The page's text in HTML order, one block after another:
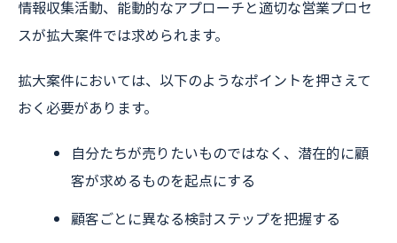
情報収集活動、能動的なアプローチと適切な営業プロセ
スが拡大案件では求められます。
拡大案件においては、以下のようなポイントを押さえて
おく必要があります。
自分たちが売りたいものではなく、潜在的に顧
客が求めるものを起点にする
顧客ごとに異なる検討ステップを把握する